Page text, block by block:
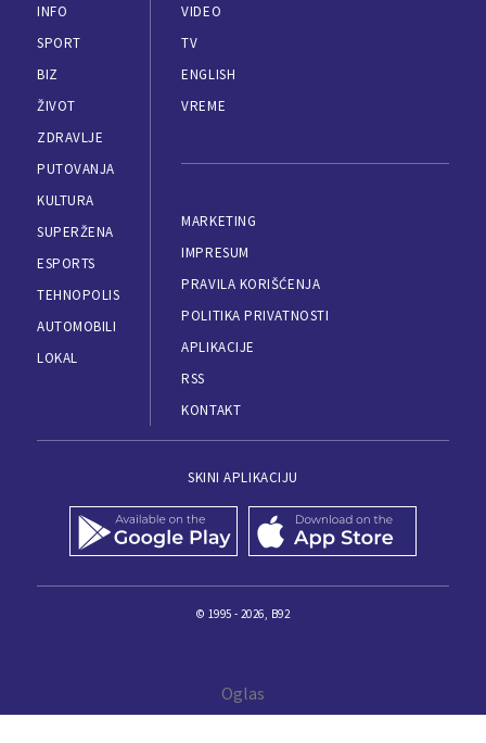
INFO
SPORT
BIZ
ŽIVOT
ZDRAVLJE
PUTOVANJA
KULTURA
SUPERŽENA
ESPORTS
TEHNOPOLIS
AUTOMOBILI
LOKAL
VIDEO
TV
ENGLISH
VREME
MARKETING
IMPRESUM
PRAVILA KORIŠĆENJA
POLITIKA PRIVATNOSTI
APLIKACIJE
RSS
KONTAKT
SKINI APLIKACIJU
© 1995 - 2026, B92